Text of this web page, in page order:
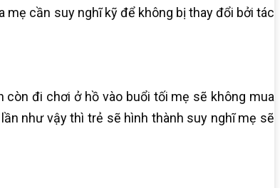
cần suy nghĩ kỹ để không bị thay đổi bởi tác
đi chơi ở hồ vào buổi tối mẹ sẽ không mua
như vậy thì trẻ sẽ hình thành suy nghĩ mẹ sẽ